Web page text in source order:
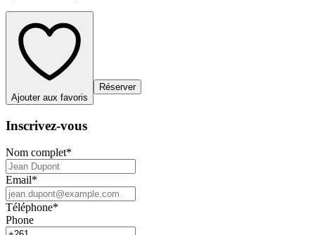
Ajouter aux favoris
Réserver
Inscrivez-vous
Nom complet*
Email*
Téléphone*
Phone